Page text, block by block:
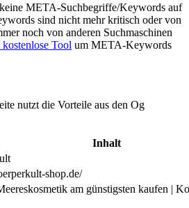
META-Suchbegriffe/Keywords auf
sind nicht mehr kritisch oder von
noch von anderen Suchmaschinen
kostenlose Tool um META-Keywords
nutzt die Vorteile aus den Og
Inhalt
shop.de/
am günstigsten kaufen |